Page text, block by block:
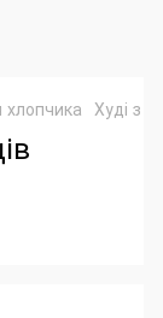
хлопчика Худі з